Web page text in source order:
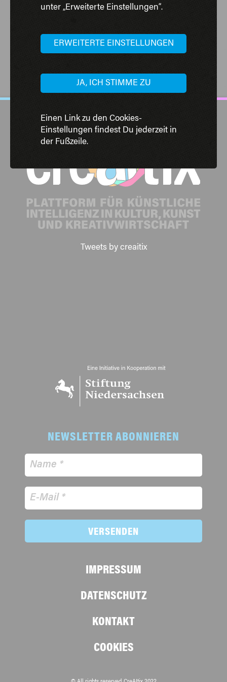
unterstützt. Die Community aus freiwilligen und KI
Tweets by creaitix
NEWSLETTER ABONNIEREN
VERSENDEN
IMPRESSUM
DATENSCHUTZ
KONTAKT
COOKIES
unter „Erweiterte Einstellungen“.
ERWEITERTE EINSTELLUNGEN
JA, ICH STIMME ZU
Einen Link zu den Cookies-
Einstellungen findest Du jederzeit in
der Fußzeile.